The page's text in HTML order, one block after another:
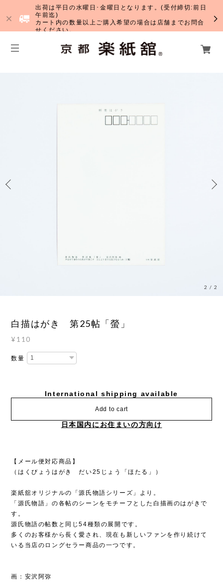
出荷は平日の水曜日･金曜日となります。(受付締切:前日
午前迄)
カート内の数量以上ご購入希望の場合は店舗までお問合
せください。
2 /2
白描はがき 第25帖「螢」
¥110
数量
International shipping available
Add to cart
日本国内にお住まいの方向け
【メール便対応商品】
（はくびょうはがき だい25じょう「ほたる」）
楽紙舘オリジナルの「源氏物語シリーズ」より。
「源氏物語」の各帖のシーンをモチーフとした白描画のはがきで
す。
源氏物語の帖数と同じ54種類の展開です。
多くのお客様から長く愛され、現在も新しいファンを作り続けて
いる当店のロングセラー商品の一つです。
画：安沢阿弥